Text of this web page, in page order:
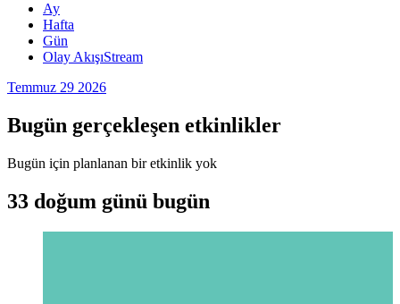
Ay
Hafta
Gün
Olay AkışıStream
Temmuz 29 2026
Bugün gerçekleşen etkinlikler
Bugün için planlanan bir etkinlik yok
33 doğum günü bugün